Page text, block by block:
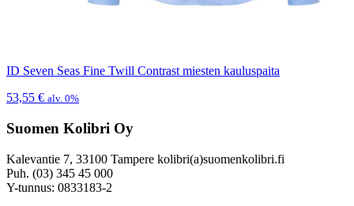
ID Seven Seas Fine Twill Contrast miesten kauluspaita
53,55 € alv. 0%
Suomen Kolibri Oy
Kalevantie 7, 33100 Tampere kolibri(a)suomenkolibri.fi
Puh. (03) 345 45 000
Y-tunnus: 0833183-2